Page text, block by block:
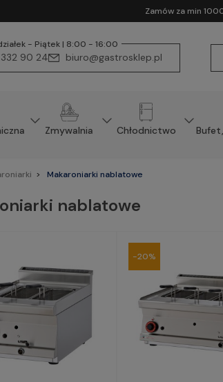
Zamów za min
- Piątek | 8:00 - 16:00
332 90 24 biuro@gastrosklep.pl
Zmywalnia Chłodnictwo
Makaroniarki nablatowe
nablatowe
-20%